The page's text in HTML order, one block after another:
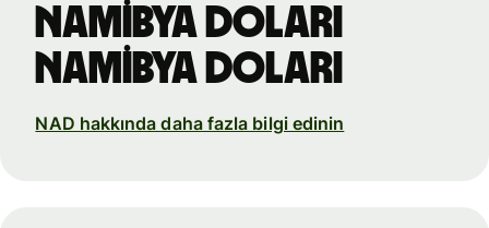
Namibya doları
Namibya doları
NAD hakkında daha fazla bilgi edinin